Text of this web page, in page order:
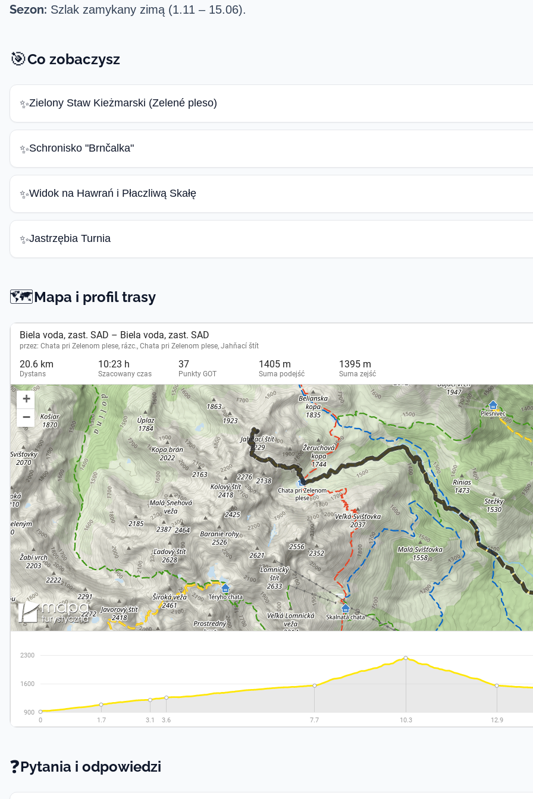
Sezon: Szlak zamykany zimą (1.11 – 15.06).
🎯Co zobaczysz
✨Zielony Staw Kieżmarski (Zelené pleso)
✨Schronisko "Brnčalka"
✨Widok na Hawrań i Płaczliwą Skałę
✨Jastrzębia Turnia
🗺️Mapa -
Mapa i profil trasy
❓Pytania i odpowiedzi -
Pytania i odpowiedzi